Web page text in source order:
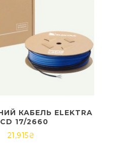
КАБЕЛЬ ELEKTRA
17/2660
21,915₴